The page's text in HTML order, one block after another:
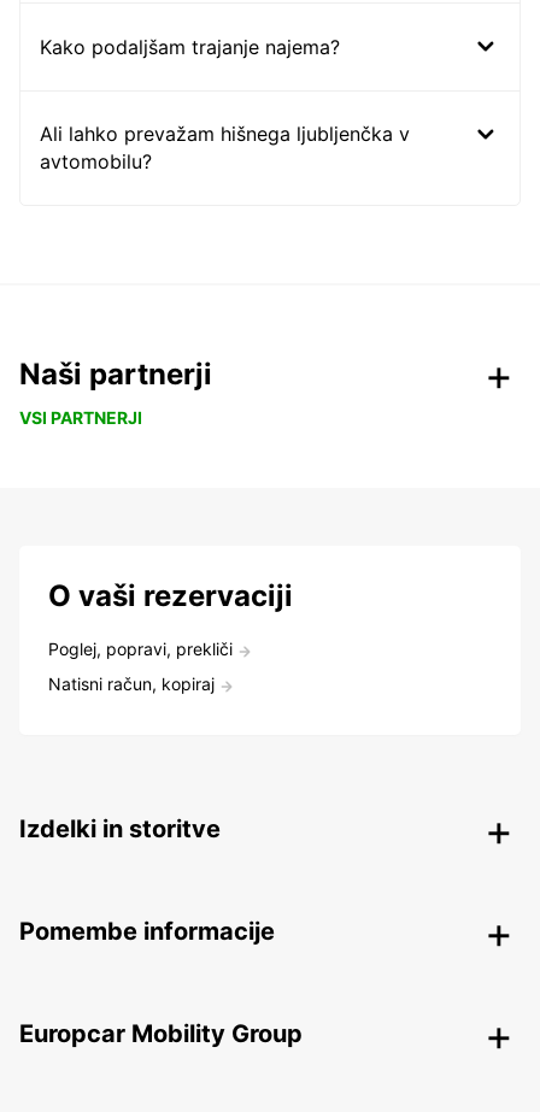
Kako podaljšam trajanje najema?
Ali lahko prevažam hišnega ljubljenčka v
avtomobilu?
Naši partnerji
VSI PARTNERJI
O vaši rezervaciji
Poglej, popravi, prekliči
Natisni račun, kopiraj
Izdelki in storitve
Pomembe informacije
Europcar Mobility Group